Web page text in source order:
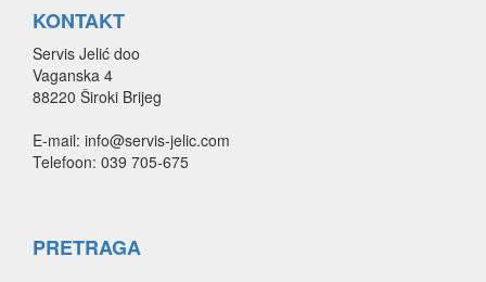
KONTAKT
Servis Jelić doo
Vaganska 4
88220 Široki Brijeg
E-mail: info@servis-jelic.com
Telefoon: 039 705-675
PRETRAGA